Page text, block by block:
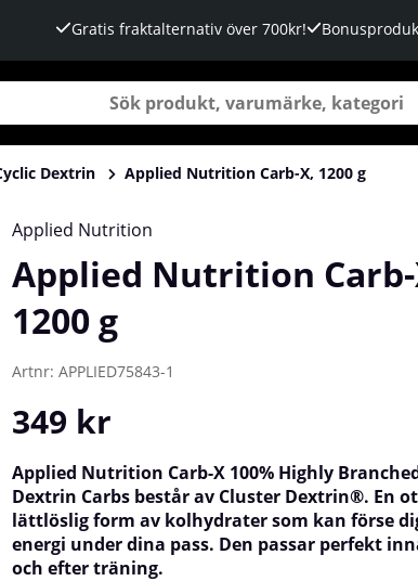
Gratis fraktalternativ över 700kr!
Dextrin Applied Nutrition Carb-X, 1200 g
Applied Nutrition
Applied Nutrition Carb-
1200 g
Artnr: APPLIED75843-1
349 kr
Applied Nutrition Carb-X 100% Highly
Dextrin Carbs består av Cluster Dextrin®. En
lättlöslig form av kolhydrater som kan förse
energi under dina pass. Den passar perfekt
och efter träning.